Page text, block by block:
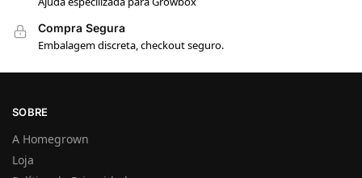
Compra Segura
Embalagem discreta, checkout seguro.
SOBRE
A Homegrown
Loja